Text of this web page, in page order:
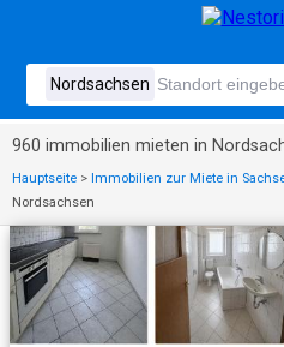
960 immobilien mieten in
Hauptseite > Immobilien zur Miete in
Nordsachsen